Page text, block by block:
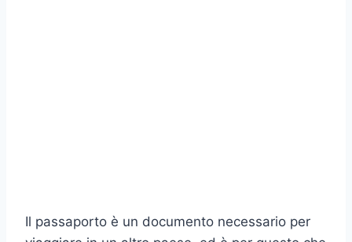
Il passaporto è un documento necessario per